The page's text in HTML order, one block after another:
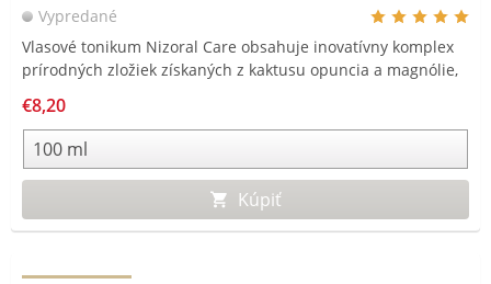
Vypredané
Vlasové tonikum Nizoral Care obsahuje inovatívny komplex
prírodných zložiek získaných z kaktusu opuncia a magnólie,
€8,20
Kúpiť